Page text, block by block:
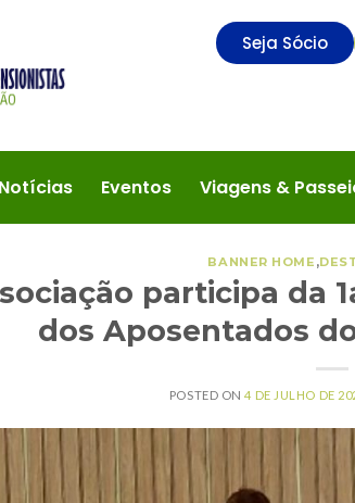
Seja Sócio
Notícias Eventos Viagens &
BANNER HOME ,
participa da
dos Aposentados
POSTED ON4 DE JULHO DE